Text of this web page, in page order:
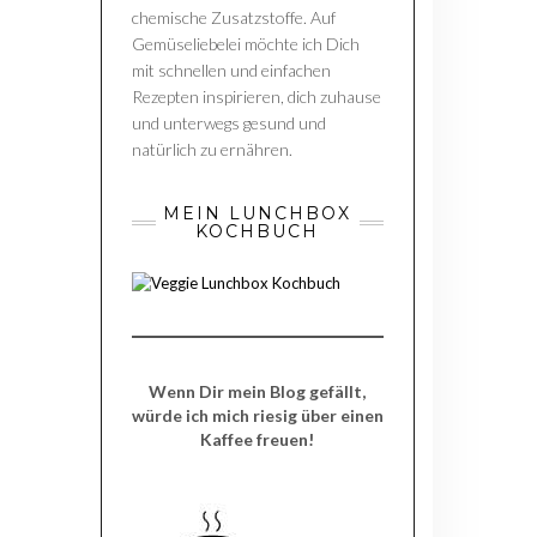
chemische Zusatzstoffe. Auf
Gemüseliebelei möchte ich Dich
mit schnellen und einfachen
Rezepten inspirieren, dich zuhause
und unterwegs gesund und
natürlich zu ernähren.
MEIN LUNCHBOX
KOCHBUCH
Wenn Dir mein Blog gefällt,
würde ich mich riesig über einen
Kaffee freuen!